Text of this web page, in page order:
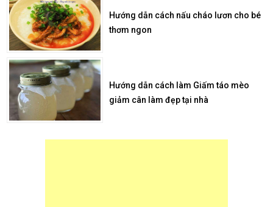
Hướng dẫn cách nấu cháo lươn cho bé
thơm ngon
Hướng dẫn cách làm Giấm táo mèo
giảm cân làm đẹp tại nhà